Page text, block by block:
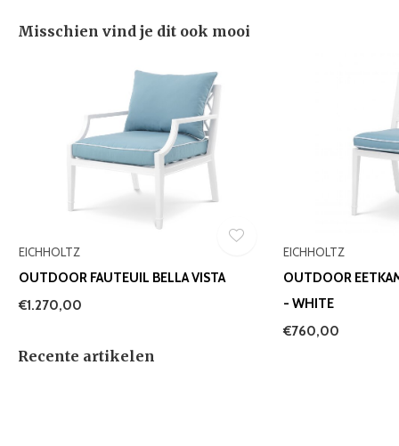
Misschien vind je dit ook mooi
EICHHOLTZ
OUTDOOR FAUTEUIL BELLA VISTA
€1.270,00
EICHHOLTZ
OUTDOOR
- WHITE
€760,00
Recente artikelen